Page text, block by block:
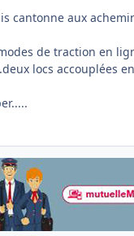
cantonne aux
de traction en
locs accouplées